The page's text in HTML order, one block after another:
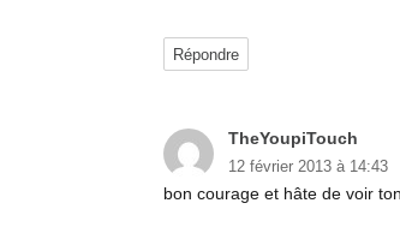
Répondre
TheYoupiTouch
12 février 2013 à 14:43
bon courage et hâte de voir